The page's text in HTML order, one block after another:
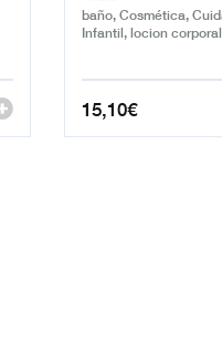
baño, Cosmética,
Infantil, locion corporal
15,10€